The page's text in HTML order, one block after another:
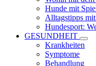
Hunde mit
Alltagstipps
Hundesport:
GESUNDHEIT
Krankheiten
Symptome
Behandlung